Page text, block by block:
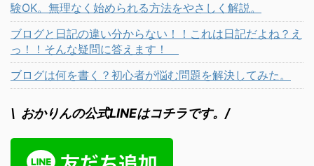
験OK。無理なく始められる方法をやさしく解説。
ブログと日記の違い分からない！！これは日記だよね？え
っ！！そんな疑問に答えます！
ブログは何を書く？初心者が悩む問題を解決してみた。
\ おかりんの公式LINEはコチラです。/